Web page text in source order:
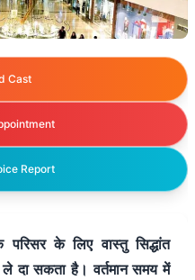
Cast
Report
के लिए वास्तु सिद्धांत
ले दा सकता है। वर्तमान समय में